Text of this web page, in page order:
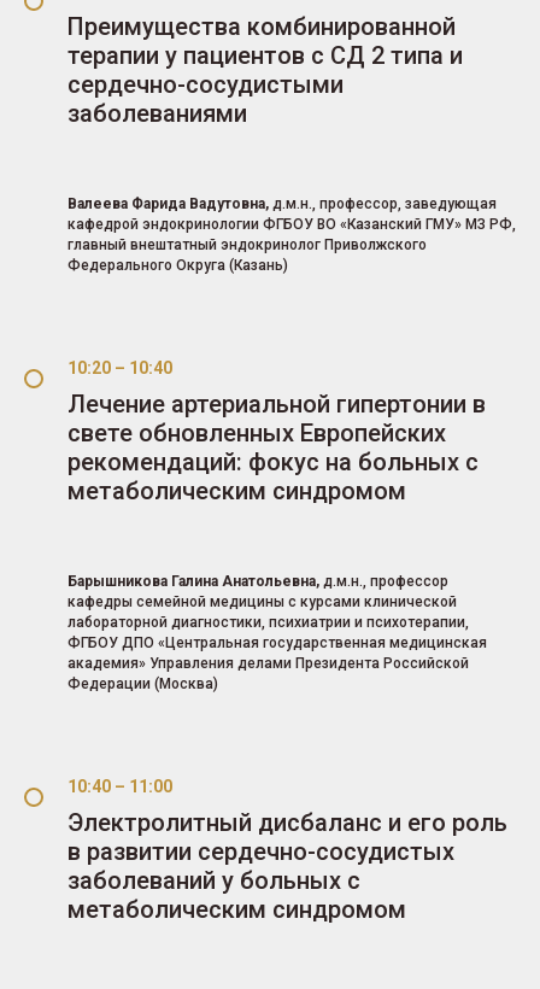
Преимущества комбинированной
терапии у пациентов с СД 2 типа и
сердечно-сосудистыми
заболеваниями
Валеева Фарида Вадутовна, д.м.н., профессор, заведующая
кафедрой эндокринологии ФГБОУ ВО «Казанский ГМУ» МЗ РФ,
главный внештатный эндокринолог Приволжского
Федерального Округа (Казань)
10:20 – 10:40
Лечение артериальной гипертонии в
свете обновленных Европейских
рекомендаций: фокус на больных с
метаболическим синдромом
Барышникова Галина Анатольевна, д.м.н., профессор
кафедры семейной медицины с курсами клинической
лабораторной диагностики, психиатрии и психотерапии,
ФГБОУ ДПО «Центральная государственная медицинская
академия» Управления делами Президента Российской
Федерации (Москва)
10:40 – 11:00
Электролитный дисбаланс и его роль
в развитии сердечно-сосудистых
заболеваний у больных с
метаболическим синдромом